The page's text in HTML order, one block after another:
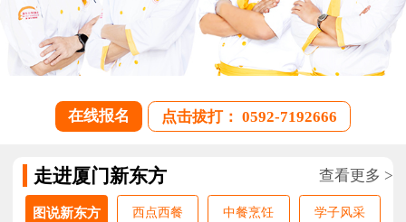
在线报名 点击拔打： 0592-7192666
走进厦门新东方 查看更多 >
图说新东方 西点西餐 中餐烹饪 学子风采